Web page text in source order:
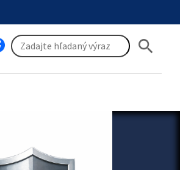
search